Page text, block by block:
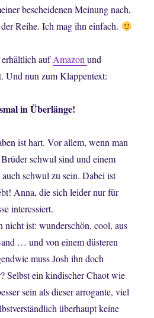
bescheidenen Meinung nach,
Reihe. Ich mag ihn einfach.
erhältlich aufAmazonund
Und nun zum Klappentext:
in Überlänge!
ist hart. Vor allem, wenn man
schwul sind und einem
schwul zu sein. Dabei ist
Anna, die sich leider nur für
interessiert.
nicht ist: wunderschön, cool, aus
… und von einem düsteren
muss Josh ihn doch
Selbst ein kindischer Chaot wie
sein als dieser arrogante, viel
überhaupt keine